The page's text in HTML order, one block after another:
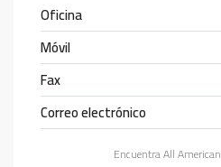
Oficina
Móvil
Fax
Correo electrónico
Encuentra All